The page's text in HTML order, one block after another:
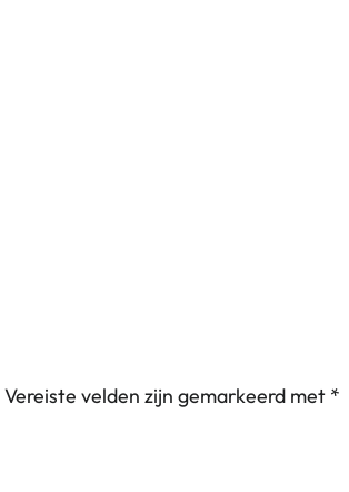
Vereiste velden zijn gemarkeerd met *